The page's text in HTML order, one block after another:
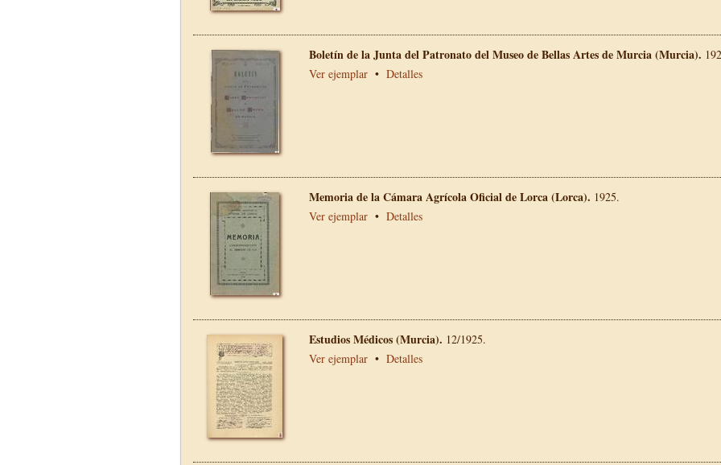
Boletín de la Junta del Patronato del Museo de Bellas Artes de Murcia (Murcia).
Ver ejemplar • Detalles
Memoria de la Cámara Agrícola Oficial de Lorca (Lorca). 1925.
Ver ejemplar • Detalles
Estudios Médicos (Murcia). 12/1925.
Ver ejemplar • Detalles